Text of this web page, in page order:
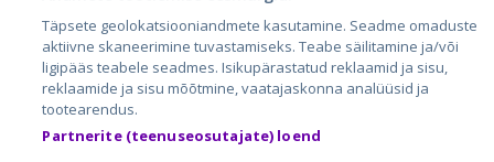
City24.lv
City24.ee
GetaPro.lv
GetaPro.ee
Autoplius.lt
CVbankas.lt
Kainos.lt
Paslaugos.lt
auto24.ee
Osta.ee
Täpsete geolokatsiooniandmete kasutamine. Seadme omaduste
aktiivne skaneerimine tuvastamiseks. Teabe säilitamine ja/või
ligipääs teabele seadmes. Isikupärastatud reklaamid ja sisu,
reklaamide ja sisu mõõtmine, vaatajaskonna analüüsid ja
tootearendus.
Partnerite (teenuseosutajate) loend